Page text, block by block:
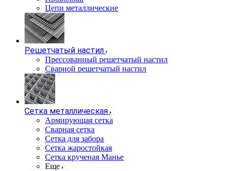
Цепи металлические
Решетчатый настил
Прессованный решетчатый настил
Сварной решетчатый настил
Сетка металлическая
Армирующая сетка
Сварная сетка
Сетка для забора
Сетка жаростойкая
Сетка крученая Манье
Еще